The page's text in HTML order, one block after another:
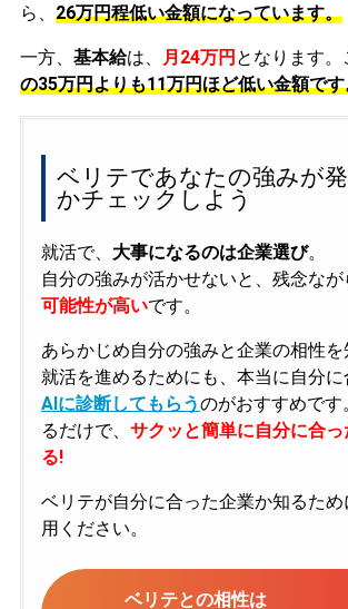
ら、 26万円程低い金額になっています。
一方、 基本給は、 月24万円 となります。
の35万円よりも11万円ほど低い金額で
ベリテであなたの強みが
かチェックしよう
就活で、 大事になるのは企業選び。
自分の強みが活かせないと、残念なが
可能性が高いです。
あらかじめ自分の強みと企業の相性
就活を進めるためにも、本当に自分
AIに診断してもらうのがおすすめです
るだけで、 サクッと簡単に自分に合
る!
ベリテが自分に合った企業か知るた
用ください。
ベリテとの相性は